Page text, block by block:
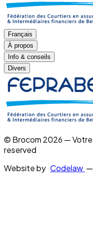
Français
À propos
Info & conseils
Divers
© Brocom 2026 —
reserved
Website by Codelaw